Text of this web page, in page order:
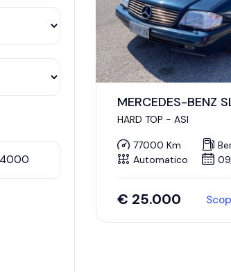
MERCEDES-BENZ
HARD TOP - ASI
77000 Km
Automatico
€ 25.000